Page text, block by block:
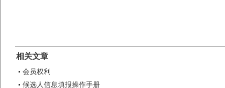
相关文章
会员权利
候选人信息填报操作手册